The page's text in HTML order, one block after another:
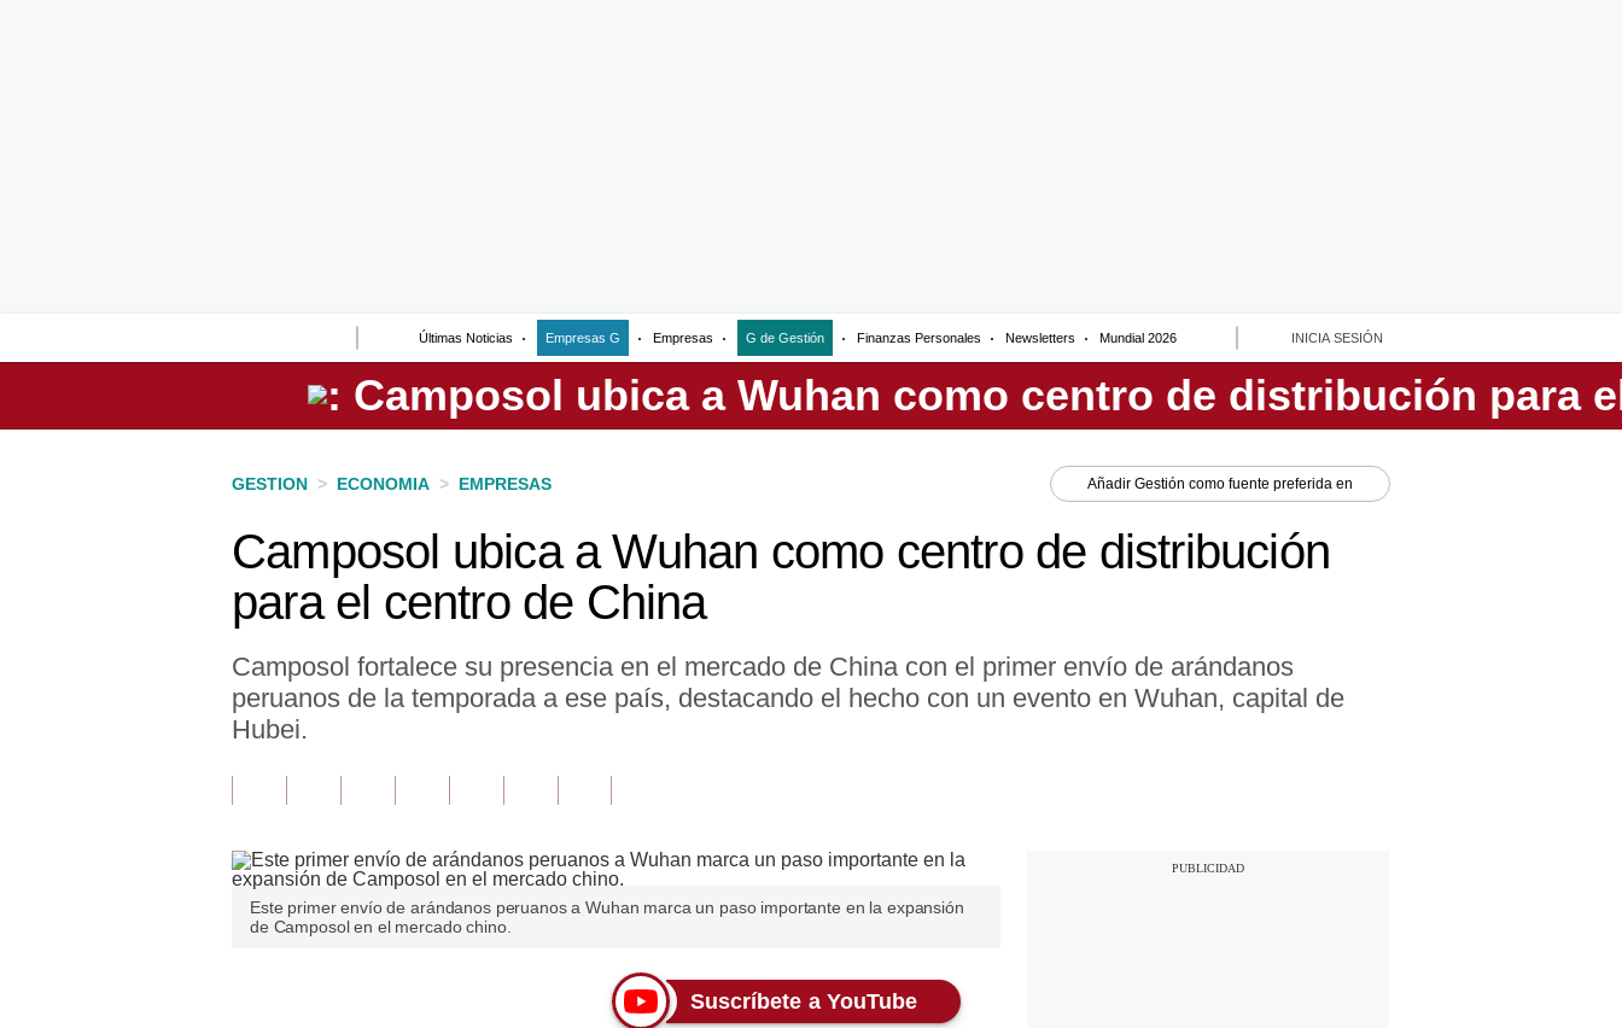
Últimas Noticias Empresas G Empresas G de Gestión Finanzas Personales Newsletters Mundial 2026 INICIA SESIÓN
Perú
GESTION > ECONOMIA > EMPRESAS Añadir Gestión como fuente preferida en
Camposol ubica a Wuhan como centro de distribución
para el centro de China
Camposol fortalece su presencia en el mercado de China con el primer envío de arándanos
peruanos de la temporada a ese país, destacando el hecho con un evento en Wuhan, capital de
Hubei.
Este primer envío de arándanos peruanos a Wuhan marca un paso importante en la expansión
de Camposol en el mercado chino.
Suscríbete a YouTube